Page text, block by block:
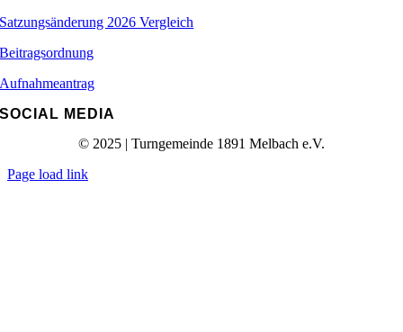
Satzungsänderung 2026 Vergleich
Beitragsordnung
Aufnahmeantrag
SOCIAL MEDIA
© 2025 | Turngemeinde 1891 Melbach e.V.
Page load link